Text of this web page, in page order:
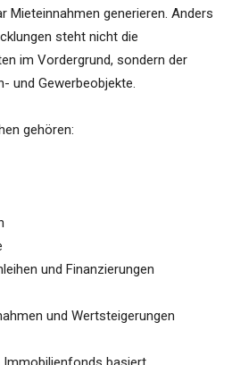
Mieteinnahmen generieren. Anders
steht nicht die
im Vordergrund, sondern der
und Gewerbeobjekte.
gehören:
und Finanzierungen
und Wertsteigerungen